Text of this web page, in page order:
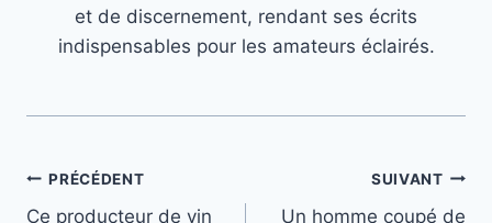
et de discernement, rendant ses écrits
indispensables pour les amateurs éclairés.
Navigation
PRÉCÉDENT
Ce producteur de vin
SUIVANT
Un homme coupé de